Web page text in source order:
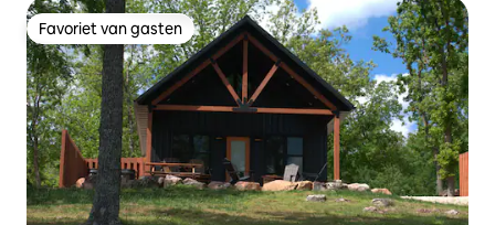
Favoriet van gasten
Favoriet van gasten